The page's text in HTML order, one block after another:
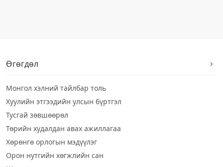
Өгөгдөл
Монгол хэлний тайлбар толь
Хуулийн этгээдийн улсын бүртгэл
Тусгай зөвшөөрөл
Төрийн худалдан авах ажиллагаа
Хөрөнгө орлогын мэдүүлэг
Орон нутгийн хөгжлийн сан